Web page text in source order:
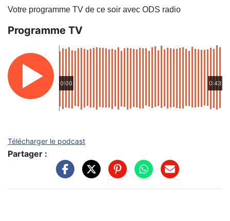
Votre programme TV de ce soir avec ODS radio
Programme TV
0:00 0:43
Télécharger le podcast
Partager :